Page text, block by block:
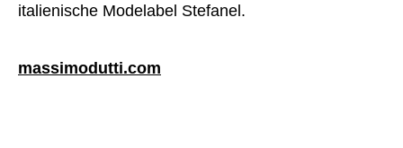
italienische Modelabel Stefanel.
massimodutti.com